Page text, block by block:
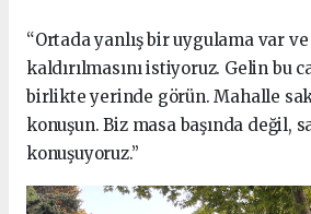
“Ortada yanlış bir uygulama var
kaldırılmasını istiyoruz. Gelin bu
birlikte yerinde görün. Mahalle
konuşun. Biz masa başında değil,
konuşuyoruz.”